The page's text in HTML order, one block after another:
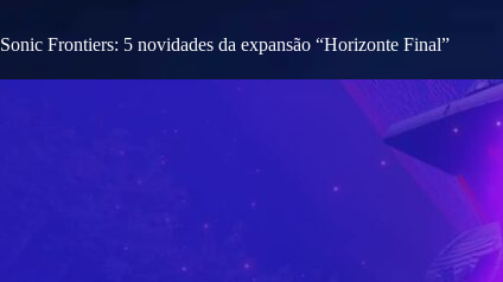
nSonic Frontiers: 5 novidades da expansão “Horizonte Final”